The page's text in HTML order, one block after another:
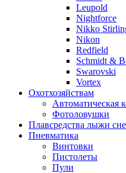
Leupold
Nightforce
Nikko
Nikon
Redfield
Schmidt &
Swarovski
Vortex
Охотхозяйствам
Автоматическая
Фотоловушки
Плавсредства лыжи
Пневматика
Винтовки
Пистолеты
Пули